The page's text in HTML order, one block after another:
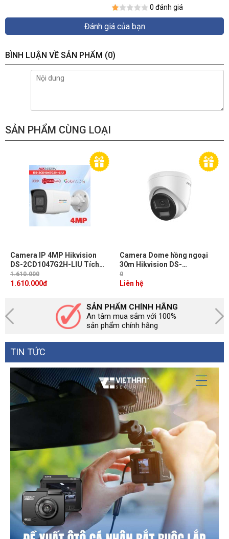
0 đánh giá
Đánh giá của bạn
BÌNH LUẬN VỀ SẢN PHẨM (0)
SẢN PHẨM CÙNG LOẠI
Camera IP 4MP Hikvision
DS-2CD1047G2H-LIU Tích
hợp Mic, Ánh sáng trắng & IR
30m, ColorVu ghi hình có
1.610.000
1.610.000đ
Camera Dome hồng ngoại
30m Hikvision DS-
2CD1343G2-LIUF/SL 4MP,
WDR 120dB, đàm thoại 2
0
Liên hệ
SẢN PHẨM CHÍNH HÃNG
An tâm mua sắm với 100%
sản phẩm chính hãng
TIN TỨC